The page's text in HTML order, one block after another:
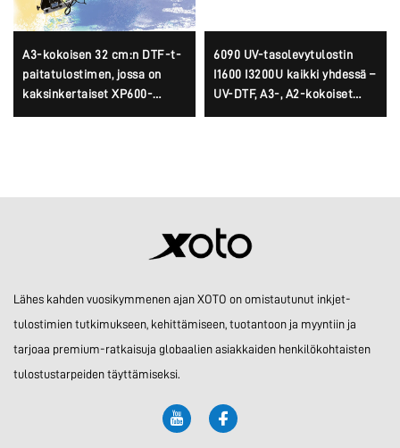
A3-kokoisen 32 cm:n DTF-t-
paitatulostimen, jossa on
kaksinkertaiset XP600-
6090 UV-tasolevytulostin
I1600 I3200U kaikki yhdessä –
UV-DTF, A3-, A2-kokoiset
Lähes kahden vuosikymmenen ajan XOTO on omistautunut inkjet-
tulostimien tutkimukseen, kehittämiseen, tuotantoon ja myyntiin ja
tarjoaa premium-ratkaisuja globaalien asiakkaiden henkilökohtaisten
tulostustarpeiden täyttämiseksi.